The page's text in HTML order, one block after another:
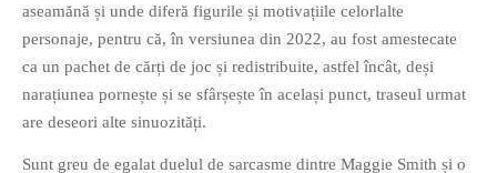
aseamănă și unde diferă figurile și motivațiile celorlalte
personaje, pentru că, în versiunea din 2022, au fost amestecate
ca un pachet de cărți de joc și redistribuite, astfel încât, deși
narațiunea pornește și se sfârșește în același punct, traseul urmat
are deseori alte sinuozități.
Sunt greu de egalat duelul de sarcasme dintre Maggie Smith și o